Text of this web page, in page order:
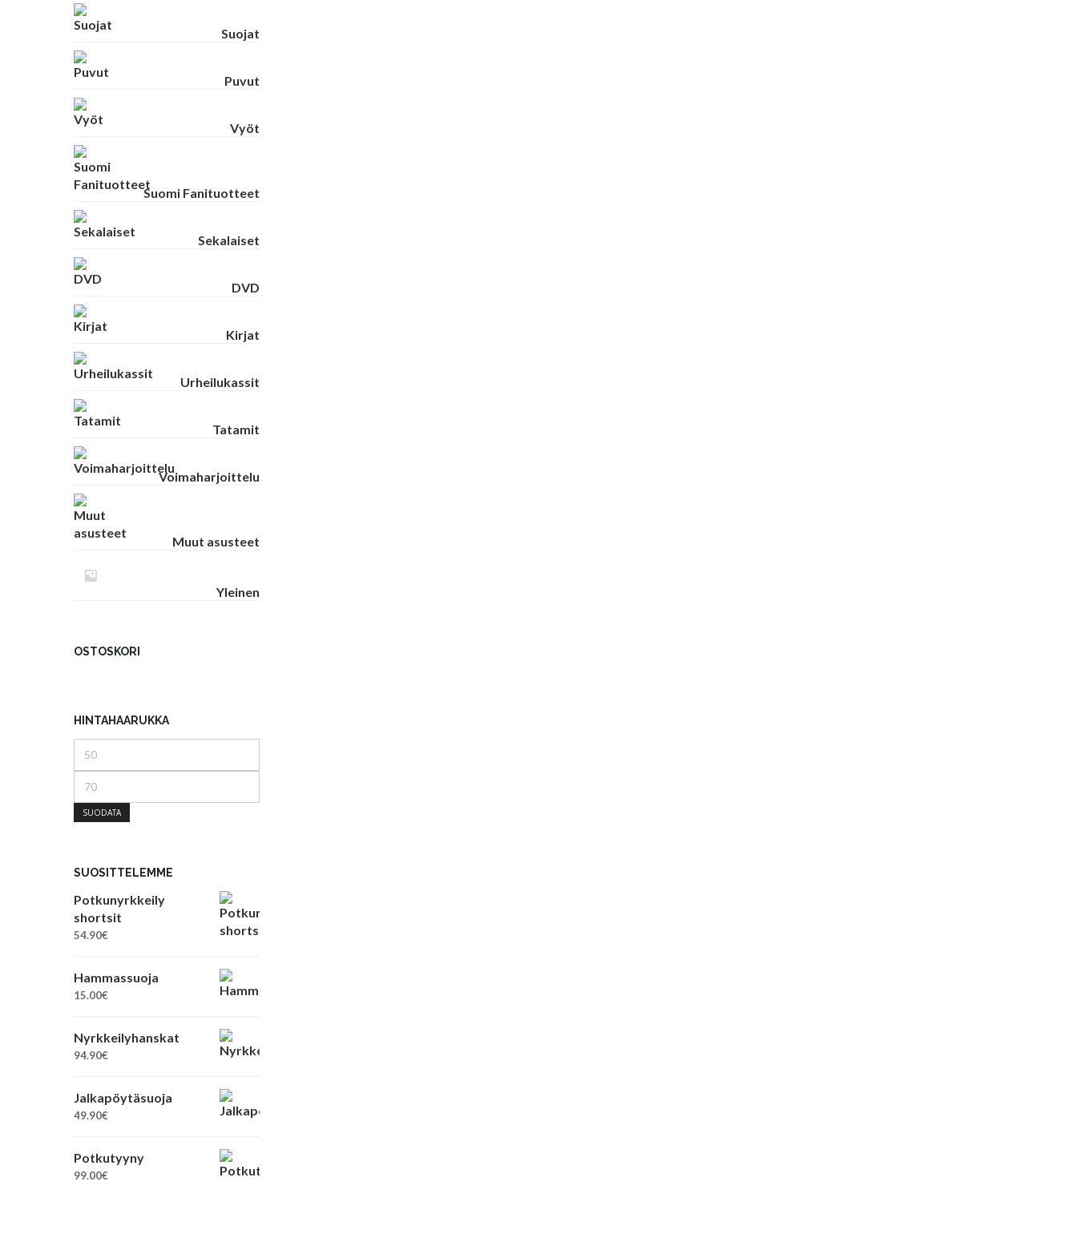
Suojat
Puvut
Vyöt
Suomi Fanituotteet
Sekalaiset
DVD
Kirjat
Urheilukassit
Tatamit
Voimaharjoittelu
Muut asusteet
Yleinen
OSTOSKORI
HINTAHAARUKKA
SUODATA
SUOSITTELEMME
Potkunyrkkeily
shortsit
54.90€
Hammassuoja
15.00€
Nyrkkeilyhanskat
94.90€
Jalkapöytäsuoja
49.90€
Potkutyyny
99.00€